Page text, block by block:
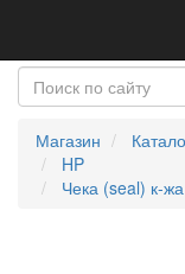
Магазин
HP
Чека (seal) к-